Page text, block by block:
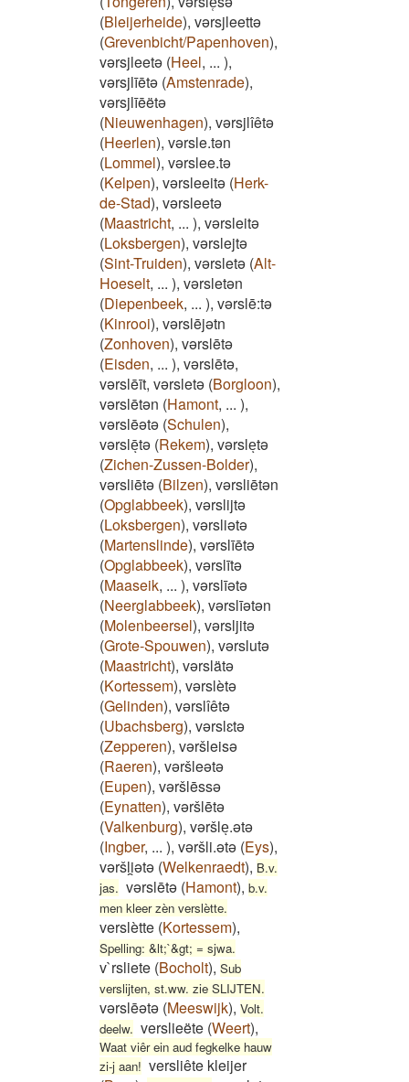
(Bleijerheide), vərsjleettə
(Grevenbicht/Papenhoven),
vərsjleetə (Heel, ... ),
vərsjlīētə (Amstenrade),
vərsjlīēëtə
(Nieuwenhagen), vərsjlîêtə
(Heerlen), vərsle.tən
(Lommel), vərslee.tə
(Kelpen), vərsleeitə (Herk-
de-Stad), vərsleetə
(Maastricht, ... ), vərsleitə
(Loksbergen), vərslejtə
(Sint-Truiden), vərsletə (Alt-
Hoeselt, ... ), vərsletən
(Diepenbeek, ... ), vərslē:tə
(Kinrooi), vərslējətn
(Zonhoven), vərslētə
(Eisden, ... ), vərslētə,
vərslēīt, vərsletə (Borgloon),
vərslētən (Hamont, ... ),
vərslēətə (Schulen),
vərslēͅtə (Rekem), vərsleͅtə
(Zichen-Zussen-Bolder),
vərsliētə (Bilzen), vərsliētən
(Opglabbeek), vərslijtə
(Loksbergen), vərsliətə
(Martenslinde), vərslīētə
(Opglabbeek), vərslītə
(Maaseik, ... ), vərslīətə
(Neerglabbeek), vərslīətən
(Molenbeersel), vərsljitə
(Grote-Spouwen), vərslutə
(Maastricht), vərslätə
(Kortessem), vərslètə
(Gelinden), vərslîêtə
(Ubachsberg), vərslɛtə
(Zepperen), vəršleisə
(Raeren), vəršleətə
(Eupen), vəršlēssə
(Eynatten), vəršlētə
(Valkenburg), vəršleͅ.ətə
(Ingber, ... ), vəršli.ətə (Eys),
vəršli̯ətə (Welkenraedt), B.v.
jas. vərslētə (Hamont), b.v.
men kleer zèn verslètte.
verslètte (Kortessem),
Spelling: &lt;`&gt; = sjwa.
v`rsliete (Bocholt), Sub
verslijten, st.ww. zie SLIJTEN.
vərslēətə (Meeswijk), Volt.
deelw. verslieëte (Weert),
Waat viêr ein aud fegkelke hauw
zi-j aan! versliête kleijer